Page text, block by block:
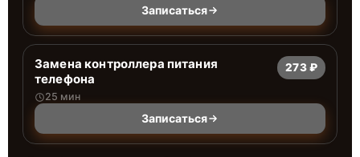
Записаться
Замена контроллера питания
телефона
25 мин
273 ₽
Записаться